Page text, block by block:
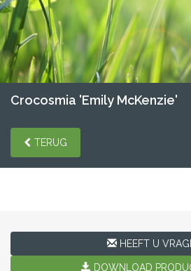
Crocosmia 'Emily McKenzie'
TERUG
HEEFT U
DOWNLOAD